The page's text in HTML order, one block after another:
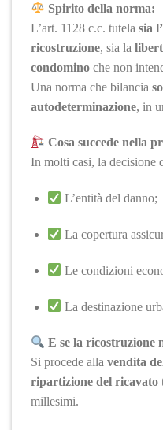
Spirito della norma:
L’art. 1128 c.c. tutela sia
ricostruzione, sia la
condomino che non
Una norma che bilancia
autodeterminazione, in
Cosa succede nella
In molti casi, la decisione
L’entità del danno;
La copertura
Le condizioni
La destinazione
E se la ricostruzione
Si procede alla vendita
ripartizione del ricavato
millesimi.